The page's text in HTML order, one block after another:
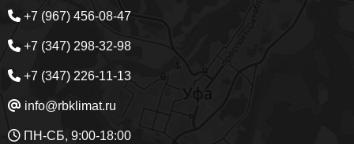
+7 (967) 456-08-47
+7 (347) 298-32-98
+7 (347) 226-11-13
info@rbklimat.ru
ПН-СБ, 9:00-18:00